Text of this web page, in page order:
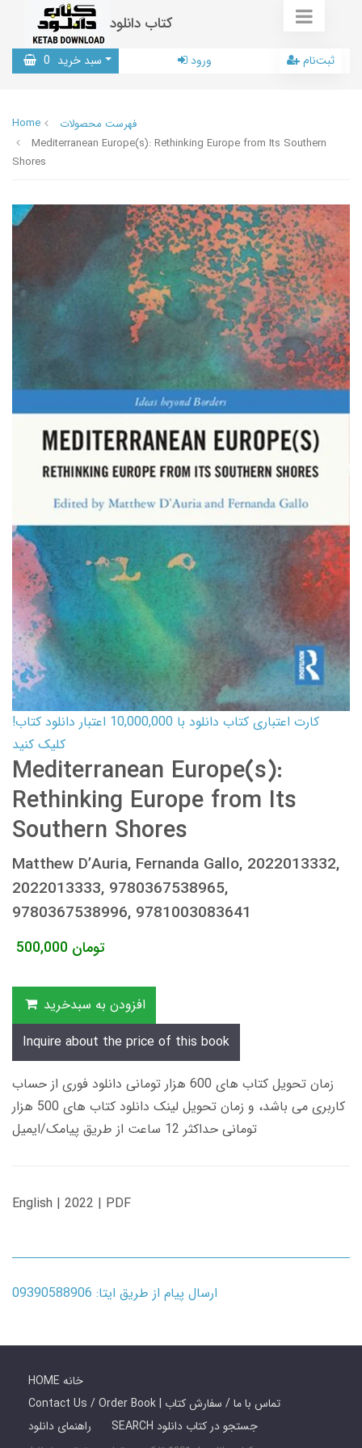
کتاب دانلود
سبد خرید 0 ورود ثبت‌نام
Home
فهرست محصولات
Mediterranean Europe(s): Rethinking Europe from Its Southern
Shores
کارت اعتباری کتاب دانلود با 10,000,000 اعتبار دانلود کتاب!
کلیک کنید
Mediterranean Europe(s):
Rethinking Europe from Its
Southern Shores
Matthew D’Auria, Fernanda Gallo, 2022013332,
2022013333, 9780367538965,
9780367538996, 9781003083641
500,000 تومان
افزودن به سبدخرید
Inquire about the price of this book
زمان تحویل کتاب های 600 هزار تومانی دانلود فوری از حساب
کاربری می باشد، و زمان تحویل لینک دانلود کتاب های 500 هزار
تومانی حداکثر 12 ساعت از طریق پیامک/ایمیل
English | 2022 | PDF
ارسال پیام از طریق ایتا: 09390588906
HOME خانه
Contact Us / Order Book | تماس با ما / سفارش کتاب
راهنمای دانلود
SEARCH جستجو در کتاب دانلود